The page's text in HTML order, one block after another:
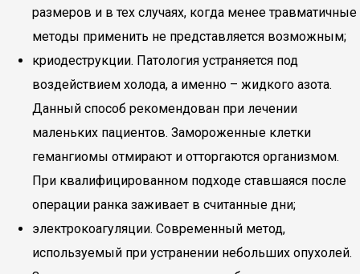
размеров и в тех случаях, когда менее травматичные
методы применить не представляется возможным;
криодеструкции. Патология устраняется под
воздействием холода, а именно – жидкого азота.
Данный способ рекомендован при лечении
маленьких пациентов. Замороженные клетки
гемангиомы отмирают и отторгаются организмом.
При квалифицированном подходе ставшаяся после
операции ранка заживает в считанные дни;
электрокоагуляции. Современный метод,
используемый при устранении небольших опухолей.